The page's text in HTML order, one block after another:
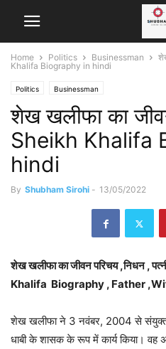
Home Politics Businessman
Khalifa Biography in hindi
Politics Businessman
शेख खलीफा का
Sheikh Khalifa
hindi
By Shubham Sirohi - 13/05/2022
शेख खलीफा का जीवन परिचय ,निधन ,
Khalifa Biography , Father
शेख खलीफा ने 3 नवंबर, 2004 से संयुक्त
धाबी के शासक के रूप में कार्य किया। वह